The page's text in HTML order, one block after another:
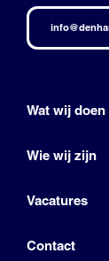
Wat wij doen
Wie wij zijn
Vacatures
Contact